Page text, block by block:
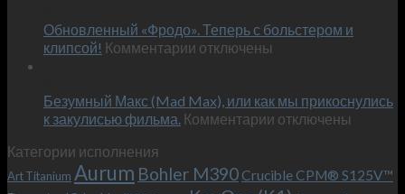
–
и
KeyOne
Обновленный «Фродо». Теперь с больстером и
клипсой! Комментарии к
«Фродо».
Теперь
и
отключены
Безумный Макс (Mad Max), или как мы прикоснулись
к закулисью фильма. Комментарии к
Макс
(Mad
отключены
Категории исполнения
Art Titanium Aurum Bohler M390Crucible CPM® S125V™